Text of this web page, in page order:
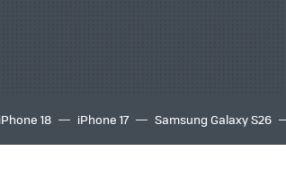
iPhone 18 iPhone 17 Samsung Galaxy S26